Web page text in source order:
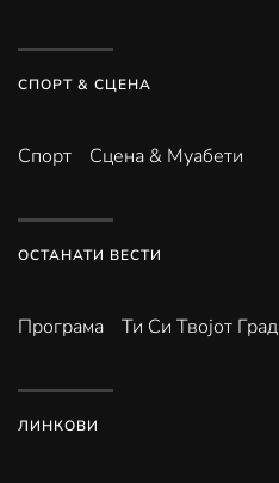
СПОРТ & СЦЕНА
Спорт Сцена & Муабети
ОСТАНАТИ ВЕСТИ
Програма Ти Си Твојот Град
ЛИНКОВИ